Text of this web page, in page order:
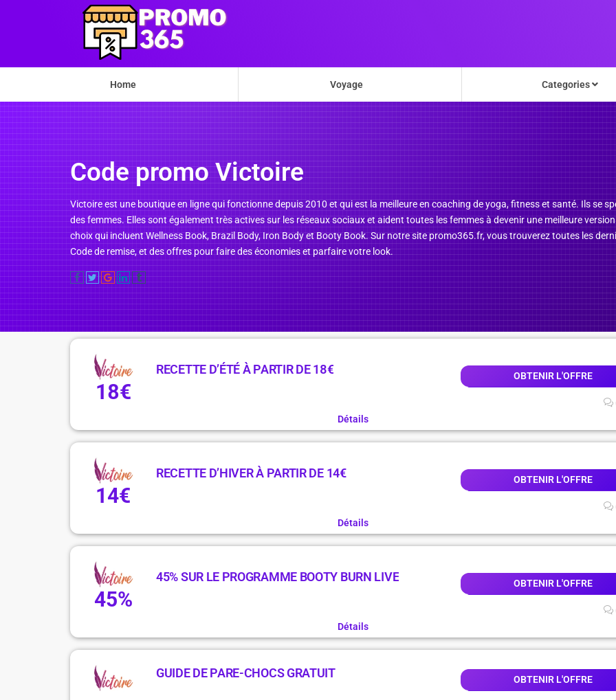
Home Voyage Categories
Code promo Victoire
Victoire est une boutique en ligne qui fonctionne depuis 2010 et qui est la meilleure en coaching de yoga, fitness et santé. Ils se
des femmes. Elles sont également très actives sur les réseaux sociaux et aident toutes les femmes à devenir une meilleure
choix qui incluent Wellness Book, Brazil Body, Iron Body et Booty Book. Sur notre site promo365.fr, vous trouverez toutes les
Code de remise, et des offres pour faire des économies et parfaire votre look.
18€
RECETTE D’ÉTÉ À PARTIR DE 18€ OBTENIR L'OFFRE
Détails
14€
RECETTE D’HIVER À PARTIR DE 14€ OBTENIR L'OFFRE
Détails
45%
45% SUR LE PROGRAMME BOOTY BURN LIVE OBTENIR L'OFFRE
Détails
GUIDE DE PARE-CHOCS GRATUIT OBTENIR L'OFFRE